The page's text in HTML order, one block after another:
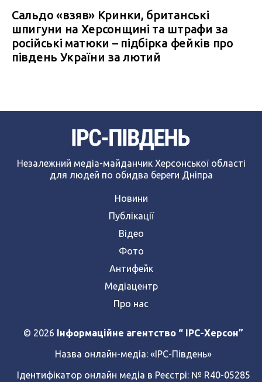
Сальдо «взяв» Кринки, британські
шпигуни на Херсонщині та штрафи за
російські матюки – підбірка фейків про
південь України за лютий
Незалежний медіа-майданчик Херсонської області
для людей по обидва береги Дніпра
Новини
Публікації
Відео
Фото
Антифейк
Медіацентр
Про нас
© 2026 Інформаційне агентство “ IPC-Херсон”
Назва онлайн-медіа: «ІРС-Південь»
Ідентифікатор онлайн медіа в Реєстрі: № R40-05285